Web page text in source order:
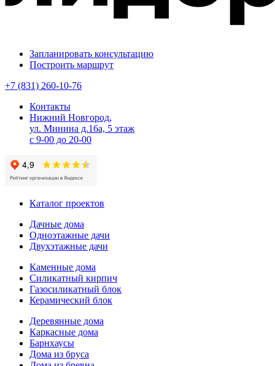
Запланировать консультацию
Построить маршрут
+7 (831) 260-10-76
Контакты
Нижний Новгород,
ул. Минина д.16а, 5 этаж
с 9-00 до 20-00
Каталог проектов
Дачные дома
Одноэтажные дачи
Двухэтажные дачи
Каменные дома
Силикатный кирпич
Газосиликатный блок
Керамический блок
Деревянные дома
Каркасные дома
Барнхаусы
Дома из бруса